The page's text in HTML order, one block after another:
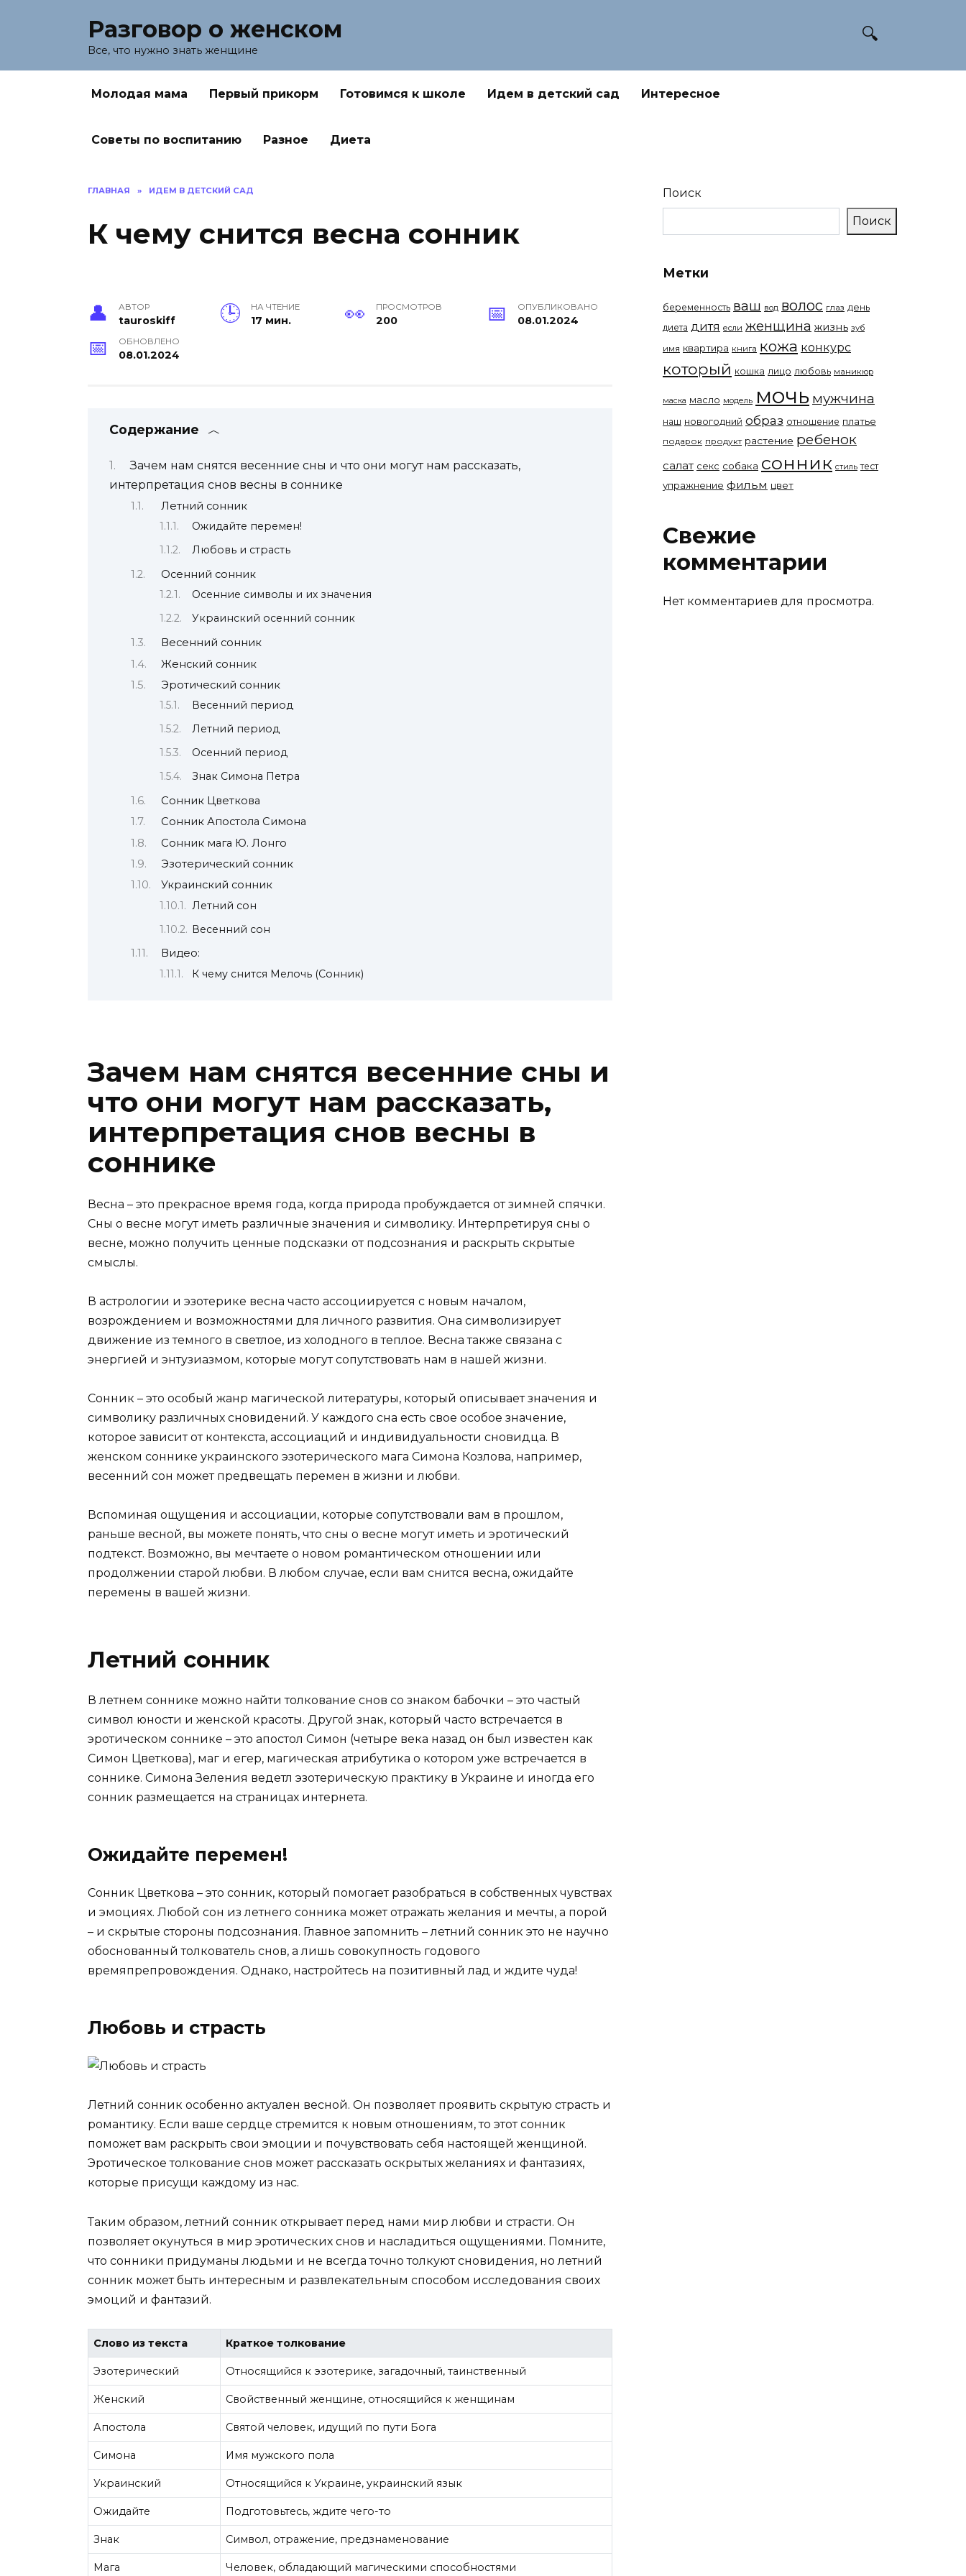
Разговор о женском
Все, что нужно знать женщине
Молодая мама Первый прикорм Готовимся к школе Идем в детский сад Интересное
Советы по воспитанию Разное Диета
ГЛАВНАЯ » ИДЕМ В ДЕТСКИЙ САД
К чему снится весна сонник
АВТОР
tauroskiff
НА ЧТЕНИЕ
17 мин.
ПРОСМОТРОВ
200
ОПУБЛИКОВАНО
08.01.2024
ОБНОВЛЕНО
08.01.2024
Содержание
Зачем нам снятся весенние сны и что они могут нам рассказать,
интерпретация снов весны в соннике
Летний сонник
Ожидайте перемен!
Любовь и страсть
Осенний сонник
Осенние символы и их значения
Украинский осенний сонник
Весенний сонник
Женский сонник
Эротический сонник
Весенний период
Летний период
Осенний период
Знак Симона Петра
Сонник Цветкова
Сонник Апостола Симона
Сонник мага Ю. Лонго
Эзотерический сонник
Украинский сонник
Летний сон
Весенний сон
Видео:
К чему снится Мелочь (Сонник)
Зачем нам снятся весенние сны и
что они могут нам рассказать,
интерпретация снов весны в
соннике
Весна – это прекрасное время года, когда природа пробуждается от зимней спячки.
Сны о весне могут иметь различные значения и символику. Интерпретируя сны о
весне, можно получить ценные подсказки от подсознания и раскрыть скрытые
смыслы.
В астрологии и эзотерике весна часто ассоциируется с новым началом,
возрождением и возможностями для личного развития. Она символизирует
движение из темного в светлое, из холодного в теплое. Весна также связана с
энергией и энтузиазмом, которые могут сопутствовать нам в нашей жизни.
Сонник – это особый жанр магической литературы, который описывает значения и
символику различных сновидений. У каждого сна есть свое особое значение,
которое зависит от контекста, ассоциаций и индивидуальности сновидца. В
женском соннике украинского эзотерического мага Симона Козлова, например,
весенний сон может предвещать перемен в жизни и любви.
Вспоминая ощущения и ассоциации, которые сопутствовали вам в прошлом,
раньше весной, вы можете понять, что сны о весне могут иметь и эротический
подтекст. Возможно, вы мечтаете о новом романтическом отношении или
продолжении старой любви. В любом случае, если вам снится весна, ожидайте
перемены в вашей жизни.
Летний сонник
В летнем соннике можно найти толкование снов со знаком бабочки – это частый
символ юности и женской красоты. Другой знак, который часто встречается в
эротическом соннике – это апостол Симон (четыре века назад он был известен как
Симон Цветкова), маг и егер, магическая атрибутика о котором уже встречается в
соннике. Симона Зеления ведетл эзотерическую практику в Украине и иногда его
сонник размещается на страницах интернета.
Ожидайте перемен!
Сонник Цветкова – это сонник, который помогает разобраться в собственных чувствах
и эмоциях. Любой сон из летнего сонника может отражать желания и мечты, а порой
– и скрытые стороны подсознания. Главное запомнить – летний сонник это не научно
обоснованный толкователь снов, а лишь совокупность годового
времяпрепровождения. Однако, настройтесь на позитивный лад и ждите чуда!
Любовь и страсть
Летний сонник особенно актуален весной. Он позволяет проявить скрытую страсть и
романтику. Если ваше сердце стремится к новым отношениям, то этот сонник
поможет вам раскрыть свои эмоции и почувствовать себя настоящей женщиной.
Эротическое толкование снов может рассказать оскрытых желаниях и фантазиях,
которые присущи каждому из нас.
Таким образом, летний сонник открывает перед нами мир любви и страсти. Он
позволяет окунуться в мир эротических снов и насладиться ощущениями. Помните,
что сонники придуманы людьми и не всегда точно толкуют сновидения, но летний
сонник может быть интересным и развлекательным способом исследования своих
эмоций и фантазий.
Слово из текста Краткое толкование
Эзотерический Относящийся к эзотерике, загадочный, таинственный
Женский Свойственный женщине, относящийся к женщинам
Апостола Святой человек, идущий по пути Бога
Симона Имя мужского пола
Украинский Относящийся к Украине, украинский язык
Ожидайте Подготовьтесь, ждите чего-то
Знак Символ, отражение, предзнаменование
Мага Человек, обладающий магическими способностями
Поиск
Поиск
Метки
беременность ваш вод волос глаз день
диета дитя если женщина жизнь зуб
имя квартира книга кожа конкурс
который кошка лицо любовь маникюр
маска масло модель мочь мужчина
наш новогодний образ отношение платье
подарок продукт растение ребенок
салат секс собака сонник стиль тест
упражнение фильм цвет
Свежие
комментарии
Нет комментариев для просмотра.